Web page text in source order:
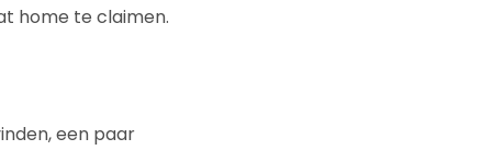
home te claimen.
een paar